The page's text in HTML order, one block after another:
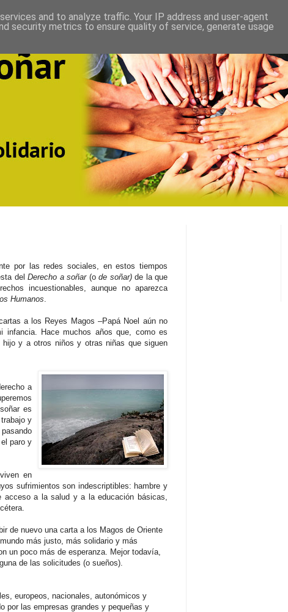
por las redes sociales, en estos tiempos
del Derecho a soñar (o de soñar) de la que
incuestionables, aunque no aparezca
Humanos
a los Reyes Magos –Papá Noel aún no
infancia. Hace muchos años que, como es
y a otros niños y otras niñas que siguen
a
es
y
paro y
en
sufrimientos son indescriptibles: hambre y
acceso a la salud y a la educación básicas,
de nuevo una carta a los Magos de Oriente
más justo, más solidario y más
un poco más de esperanza. Mejor todavía,
de las solicitudes (o sueños).
europeos, nacionales, autonómicos y
por las empresas grandes y pequeñas y
and to analyze traffic. Your IP address and user-agent
security metrics to ensure quality of service, generate usage